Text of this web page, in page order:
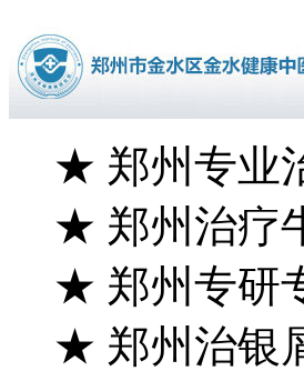
★ 郑州专业
★ 郑州治疗
★ 郑州专研
★ 郑州治银